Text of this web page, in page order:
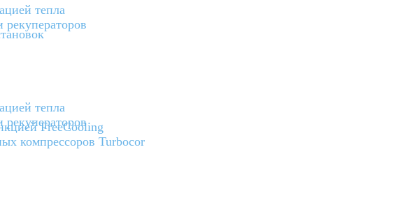
тепла
рекуператоров
тепла
FreeCooling
компрессоров Turbocor